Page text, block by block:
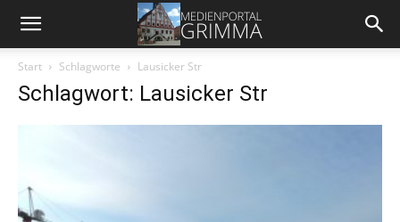
Start Schlagworte Lausicker Str
Schlagwort: Lausicker Str